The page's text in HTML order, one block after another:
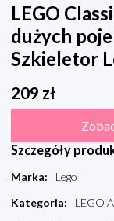
LEGO
dużych
Szkieletor
209 zł
Szczegóły
Marka:
Lego
Kategoria:
LEGO